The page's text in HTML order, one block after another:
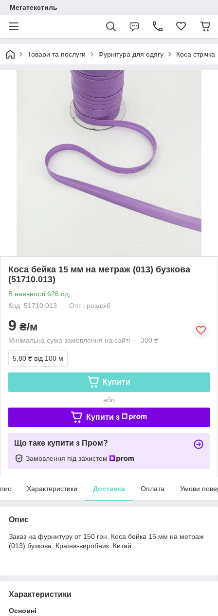
Мегатекстиль
Товари та послуги Фурнітура для одягу Коса стрічка
Коса бейка 15 мм на метраж (013) бузкова
(51710.013)
В наявності 626 од.
Код: 51710.013
Опт і роздріб
9 ₴/м
Мінімальна сума замовлення на сайті — 300 ₴
5,80 ₴ від 100 м
Купити
або
Купити з
Що таке купити з Пром?
Замовлення під захистом
Характеристики Доставка Оплата Умови
Опис
Заказ на фурнитуру от 150 грн. Коса бейка 15 мм на метраж
(013) бузкова. Країна-виробник: Китай
Характеристики
Основні